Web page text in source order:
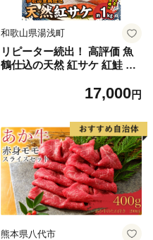
和歌山県湯浅町
リピーター続出！ 高評価 魚
鶴仕込の天然 紅サケ 紅鮭 鮭
レビュー高評価 小分け 真空
海鮮 魚介 食品 食べ物 おかず
お弁当 水産加工品 冷凍 グル
メ お取り寄せ 和歌山県 湯浅
町 送料無料_G7317
17,000円
熊本県八代市